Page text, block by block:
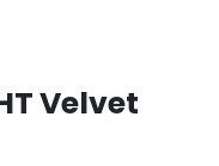
Velvet